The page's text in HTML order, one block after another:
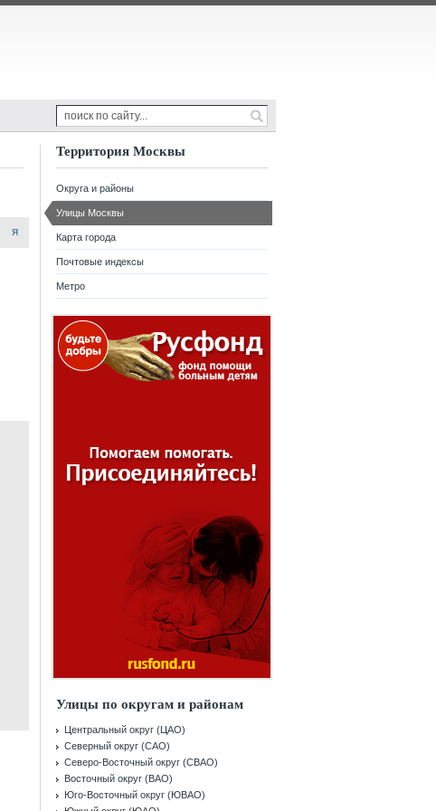
Я
Территория Москвы
Округа и районы
Улицы Москвы
Карта города
Почтовые индексы
Метро
Улицы по округам и районам
Центральный округ (ЦАО)
Северный округ (САО)
Северо-Восточный округ (СВАО)
Восточный округ (ВАО)
Юго-Восточный округ (ЮВАО)